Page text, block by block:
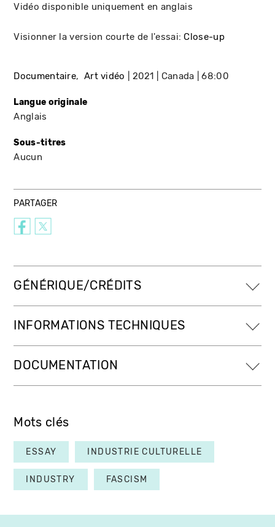
Vidéo disponible uniquement en anglais
Visionner la version courte de l'essai:Close-up
Documentaire Art vidéo 2021 Canada 68:00
Langue originale
Anglais
Sous-titres
Aucun
PARTAGER
GÉNÉRIQUE/CRÉDITS
INFORMATIONS TECHNIQUES
DOCUMENTATION
Mots clés
ESSAY INDUSTRIE CULTURELLE
INDUSTRY FASCISM